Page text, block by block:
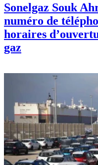
Sonelgaz Souk
numéro de
horaires
gaz